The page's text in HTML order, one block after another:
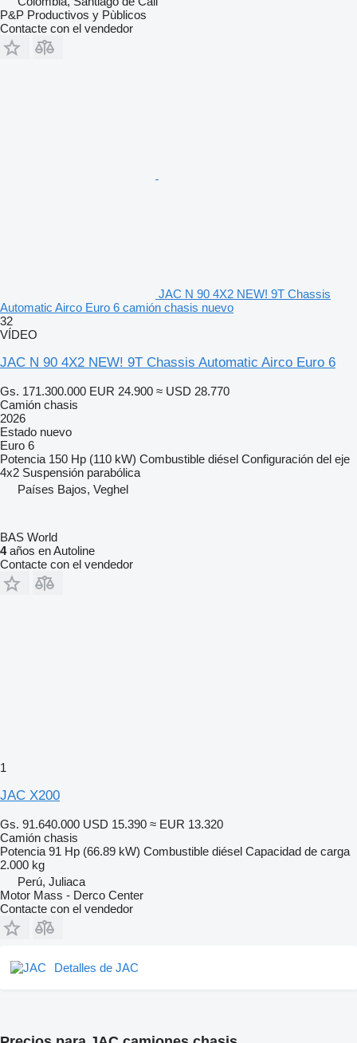
P&P Productivos y Pùblicos
Contacte con el vendedor
JAC N 90 4X2 NEW! 9T Chassis
Automatic Airco Euro 6 camión chasis nuevo
32
VÍDEO
JAC N 90 4X2 NEW! 9T Chassis Automatic Airco Euro 6
Gs. 171.300.000 EUR 24.900 ≈ USD 28.770
Camión chasis
2026
Estado nuevo
Euro 6
Potencia 150 Hp (110 kW) Combustible diésel Configuración del eje
4x2 Suspensión parabólica
Países Bajos, Veghel
BAS World
4años en Autoline
Contacte con el vendedor
1
JAC X200
Gs. 91.640.000 USD 15.390 ≈ EUR 13.320
Camión chasis
Potencia 91 Hp (66.89 kW) Combustible diésel Capacidad de carga
2.000 kg
Perú, Juliaca
Motor Mass - Derco Center
Contacte con el vendedor
Detalles de JAC